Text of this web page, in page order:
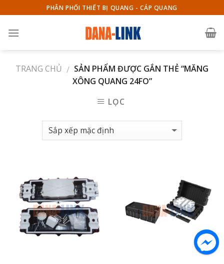
to
content
PHÂN PHỐI THIẾT BỊ QUANG - CÁP QUANG
TRANG CHỦ / SẢN PHẨM ĐƯỢC GẮN THẺ “MĂNG
XÔNG QUANG 24FO”
LỌC